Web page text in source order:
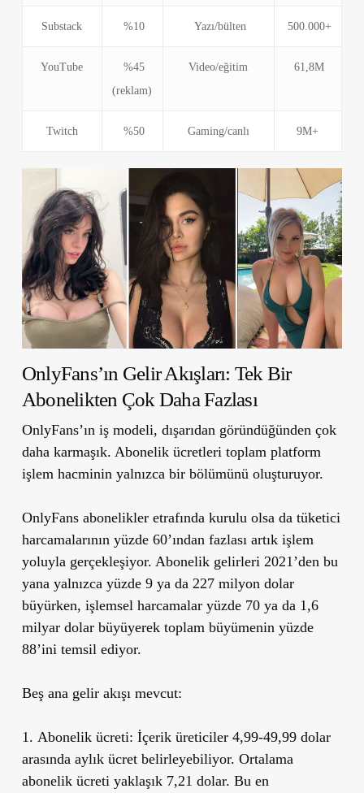
Substack %10 Yazı/bülten 500.000+
YouTube
%45
(reklam)
Video/eğitim 61,8M
Twitch %50 Gaming/canlı 9M+
OnlyFans’ın Gelir Akışları: Tek Bir
Abonelikten Çok Daha Fazlası
OnlyFans’ın iş modeli, dışarıdan göründüğünden çok
daha karmaşık. Abonelik ücretleri toplam platform
işlem hacminin yalnızca bir bölümünü oluşturuyor.
OnlyFans abonelikler etrafında kurulu olsa da tüketici
harcamalarının yüzde 60’ından fazlası artık işlem
yoluyla gerçekleşiyor. Abonelik gelirleri 2021’den bu
yana yalnızca yüzde 9 ya da 227 milyon dolar
büyürken, işlemsel harcamalar yüzde 70 ya da 1,6
milyar dolar büyüyerek toplam büyümenin yüzde
88’ini temsil ediyor.
Beş ana gelir akışı mevcut:
1. Abonelik ücreti: İçerik üreticiler 4,99-49,99 dolar
arasında aylık ücret belirleyebiliyor. Ortalama
abonelik ücreti yaklaşık 7,21 dolar. Bu en